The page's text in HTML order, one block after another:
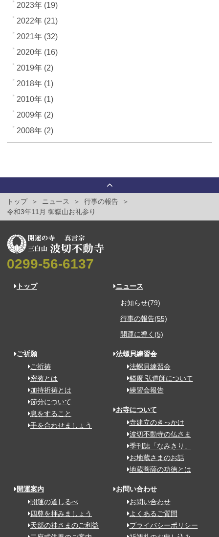
2023年 (19)
2022年 (21)
2021年 (32)
2020年 (16)
2019年 (2)
2018年 (1)
2010年 (1)
2009年 (2)
2008年 (2)
トップ ニュース
行事の報告
令和3年11月 御嶽山お礼参り
0299-56-6137
トップ ニュース
お知らせ(79)
行事の報告(55)
開運に導く(5)
ご祈願
ご祈祷
密教とは
加持祈祷とは
節分について
息をすること
手を合わせましょう
法螺貝練習会
法螺貝練習会
鎰廣 弘道師について
練習会報告
お寺について
寺建立のきっかけ
波切不動寺の仏さま
季刊誌「なみきり」
お地蔵さまのお話
地蔵菩薩の功徳とは
開運案内
開運の道しるべ
四尊を拝みましょう
天部の神さまのご利益
お問い合わせ
お問い合わせ
よくあるご質問
プライバシーポリシー